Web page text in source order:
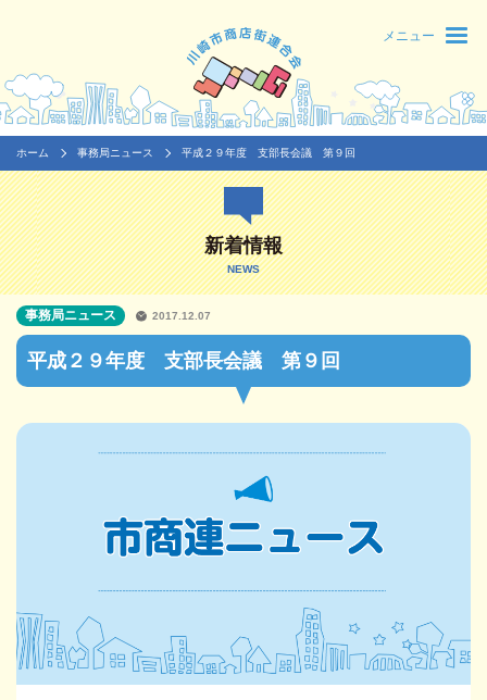
メニュー
ホーム 事務局ニュース 平成２９年度 支部長会議 第９回
新着情報
NEWS
平成２９年度 支部長会議 第９回
事務局ニュース 2017.12.07